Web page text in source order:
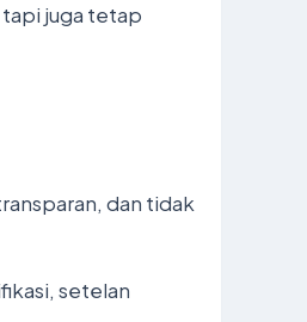
tapi juga tetap
dan tidak
setelan